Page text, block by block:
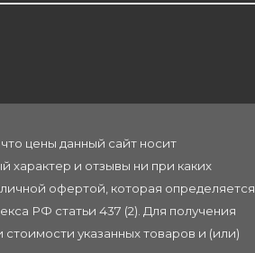
цены данный сайт носит
и отзывы ни при каких
офертой, которая определяется
РФ статьи 437 (2). Для получения
указанных товаров и (или)